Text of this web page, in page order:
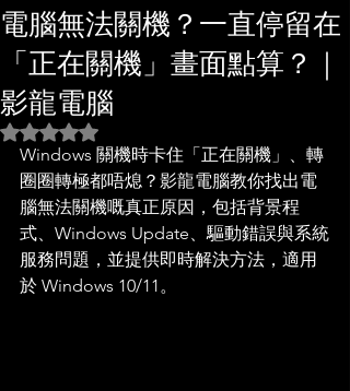
電腦無法關機？一直停留在
「正在關機」畫面點算？｜
影龍電腦
評等為 NaN（最高為 5 顆星）。
Windows 關機時卡住「正在關機」、轉
圈圈轉極都唔熄？影龍電腦教你找出電
腦無法關機嘅真正原因，包括背景程
式、Windows Update、驅動錯誤與系統
服務問題，並提供即時解決方法，適用
於 Windows 10/11。